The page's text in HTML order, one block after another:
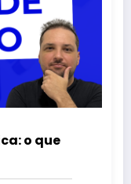
o que